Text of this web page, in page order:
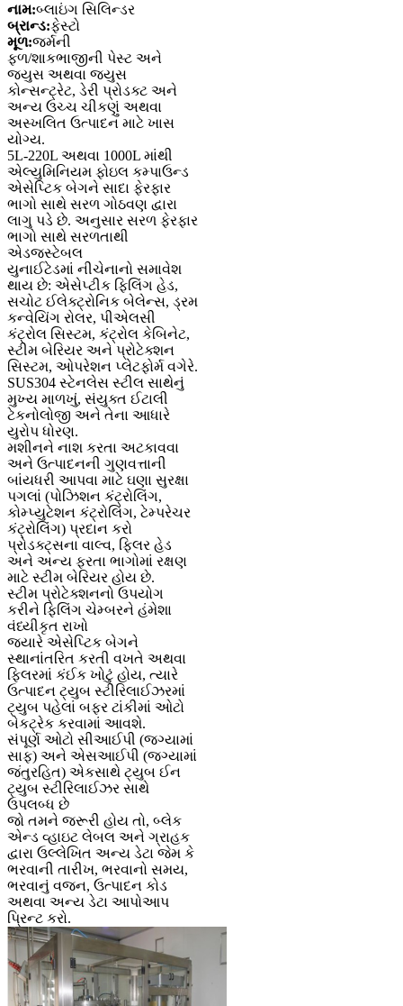
નામ:બ્લાઇંગ સિલિન્ડર
બ્રાન્ડ:ફેસ્ટો
મૂળ:જર્મની
ફળ/શાકભાજીની પેસ્ટ અને
જ્યુસ અથવા જ્યુસ
કોન્સન્ટ્રેટ, ડેરી પ્રોડક્ટ અને
અન્ય ઉચ્ચ ચીકણું અથવા
અસ્ખલિત ઉત્પાદન માટે ખાસ
યોગ્ય.
5L-220L અથવા 1000L માંથી
એલ્યુમિનિયમ ફોઇલ કમ્પાઉન્ડ
એસેપ્ટિક બેગને સાદા ફેરફાર
ભાગો સાથે સરળ ગોઠવણ દ્વારા
લાગુ પડે છે. અનુસાર સરળ ફેરફાર
ભાગો સાથે સરળતાથી
એડજસ્ટેબલ
યુનાઈટેડમાં નીચેનાનો સમાવેશ
થાય છે: એસેપ્ટીક ફિલિંગ હેડ,
સચોટ ઈલેક્ટ્રોનિક બેલેન્સ, ડ્રમ
કન્વેયિંગ રોલર, પીએલસી
કંટ્રોલ સિસ્ટમ, કંટ્રોલ કેબિનેટ,
સ્ટીમ બેરિયર અને પ્રોટેક્શન
સિસ્ટમ, ઓપરેશન પ્લેટફોર્મ વગેરે.
SUS304 સ્ટેનલેસ સ્ટીલ સાથેનું
મુખ્ય માળખું, સંયુક્ત ઈટાલી
ટેકનોલોજી અને તેના આધારે
યુરોપ ધોરણ.
મશીનને નાશ કરતા અટકાવવા
અને ઉત્પાદનની ગુણવત્તાની
બાંયધરી આપવા માટે ઘણા સુરક્ષા
પગલાં (પોઝિશન કંટ્રોલિંગ,
કોમ્પ્યુટેશન કંટ્રોલિંગ, ટેમ્પરેચર
કંટ્રોલિંગ) પ્રદાન કરો
પ્રોડક્ટ્સના વાલ્વ, ફિલર હેડ
અને અન્ય ફરતા ભાગોમાં રક્ષણ
માટે સ્ટીમ બેરિયર હોય છે.
સ્ટીમ પ્રોટેક્શનનો ઉપયોગ
કરીને ફિલિંગ ચેમ્બરને હંમેશા
વંધ્યીકૃત રાખો
જ્યારે એસેપ્ટિક બેગને
સ્થાનાંતરિત કરતી વખતે અથવા
ફિલરમાં કંઈક ખોટું હોય, ત્યારે
ઉત્પાદન ટ્યુબ સ્ટીરિલાઈઝરમાં
ટ્યુબ પહેલાં બફર ટાંકીમાં ઓટો
બેકટ્રેક કરવામાં આવશે.
સંપૂર્ણ ઓટો સીઆઈપી (જગ્યામાં
સાફ) અને એસઆઈપી (જગ્યામાં
જંતુરહિત) એકસાથે ટ્યુબ ઈન
ટ્યુબ સ્ટીરિલાઈઝર સાથે
ઉપલબ્ધ છે
જો તમને જરૂરી હોય તો, બ્લેક
એન્ડ વ્હાઇટ લેબલ અને ગ્રાહક
દ્વારા ઉલ્લેખિત અન્ય ડેટા જેમ કે
ભરવાની તારીખ, ભરવાનો સમય,
ભરવાનું વજન, ઉત્પાદન કોડ
અથવા અન્ય ડેટા આપોઆપ
પ્રિન્ટ કરો.